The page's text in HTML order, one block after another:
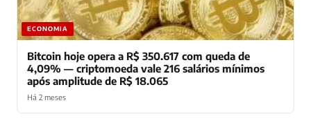
ECONOMIA
Bitcoin hoje opera a R$ 350.617 com queda de
4,09% — criptomoeda vale 216 salários mínimos
após amplitude de R$ 18.065
Há 2 meses